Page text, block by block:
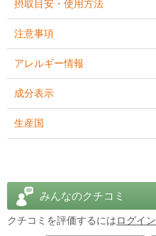
摂取目安・使用方法
注意事項
アレルギー情報
成分表示
生産国
みんなのクチコミ
クチコミを評価するにはログイン